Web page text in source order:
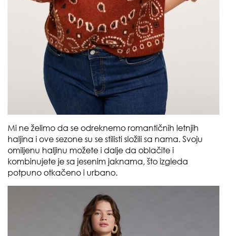
Mi ne želimo da se odreknemo romantičnih letnjih
haljina i ove sezone su se stilisti složili sa nama. Svoju
omiljenu haljinu možete i dalje da oblačite i
kombinujete je sa jesenim jaknama, što izgleda
potpuno otkačeno i urbano.